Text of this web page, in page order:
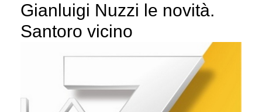
Gianluigi Nuzzi le novità.
Santoro vicino